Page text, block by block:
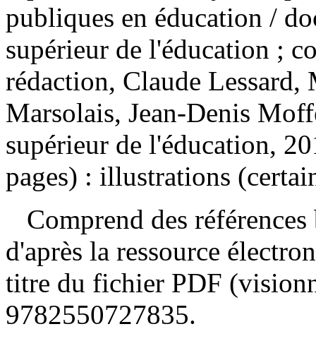
publiques en éducation /
supérieur de l'éducation ;
rédaction, Claude
Marsolais, Jean-Denis
supérieur de l'éducation,
pages) : illustrations
Comprend des
d'après la ressource
titre du fichier PDF
9782550727835.